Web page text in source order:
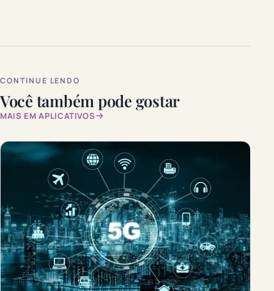
CONTINUE LENDO
Você também pode gostar
MAIS EM APLICATIVOS